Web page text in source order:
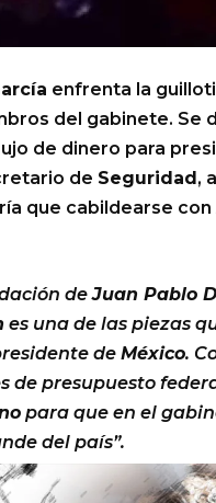
enfrenta la
del gabinete. Se
de dinero para
de Seguridad,
que cabildearse con
deJuan Pablo
es una de las piezas
de México.
de presupuesto
para que en el
del país”.